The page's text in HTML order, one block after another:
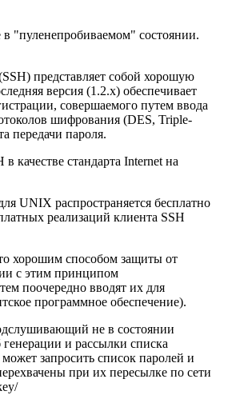
"пуленепробиваемом" состоянии.
представляет собой хорошую
версия (1.2.х) обеспечивает
совершаемого путем ввода
шифрования (DES, Triple-
передачи пароля.
качестве стандарта Internet на
UNIX распространяется бесплатно
реализаций клиента SSH
хорошим способом защиты от
с этим принципом
поочередно вводят их для
программное обеспечение).
не в состоянии
и рассылки списка
запросить список паролей и
при их пересылке по сети